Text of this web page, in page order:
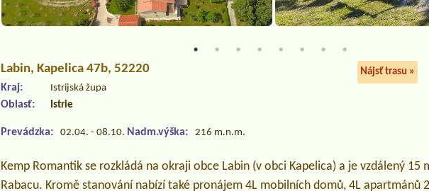
Labin, Kapelica 47b, 52220 Nájsť trasu »
Kraj: Istrijská župa
Oblasť: Istrie
Prevádzka: 02.04. - 08.10. Nadm.výška: 216 m.n.m.
Kemp Romantik se rozkládá na okraji obce Labin (v obci Kapelica) a je vzdálený 15
Rabacu. Kromě stanování nabízí také pronájem 4L mobilních domů, 4L apartmánů